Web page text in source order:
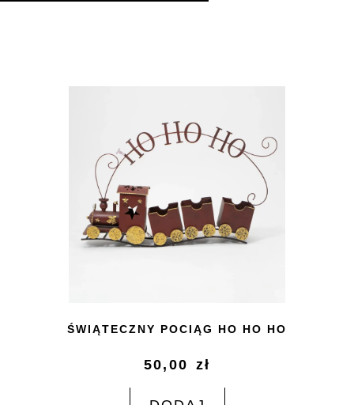
ŚWIĄTECZNY POCIĄG HO HO HO
50,00 zł